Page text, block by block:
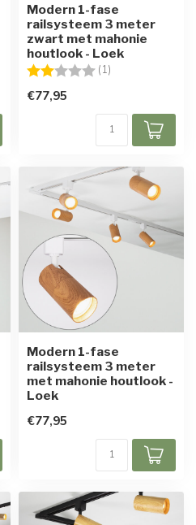
Modern 1-fase
railsysteem 3 meter
zwart met mahonie
houtlook - Loek
Beoordeling: (1)
€77,95
Modern 1-fase
railsysteem 3 meter
met mahonie houtlook -
Loek
€77,95